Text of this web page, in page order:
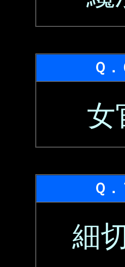
Ｑ．
女
Ｑ．
細